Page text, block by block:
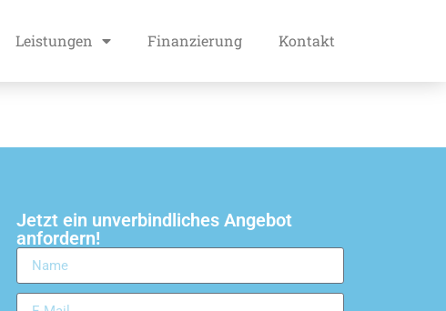
Leistungen Finanzierung Kontakt
Jetzt ein unverbindliches Angebot
anfordern!